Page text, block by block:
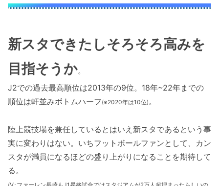
新スタできたしそろそろ高みを
目指そうか。
J2での過去最高順位は2013年の9位。18年~22年までの
順位は軒並みボトムハーフ (※2020年は10位) 。
陸上競技場を兼任しているとはいえ新スタであるという事
実に変わりはない。いちフットボールファンとして、カン
スタが満員になるほどの盛り上がりになることを期待して
る。